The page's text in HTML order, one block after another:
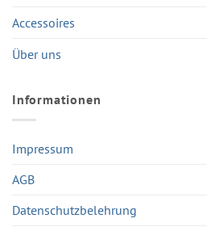
Accessoires
Über uns
Informationen
Impressum
AGB
Datenschutzbelehrung